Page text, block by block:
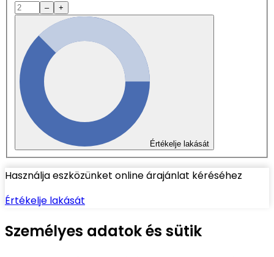
– +
Értékelje lakását
Használja eszközünket online árajánlat kéréséhez
Értékelje lakását
Személyes adatok és sütik